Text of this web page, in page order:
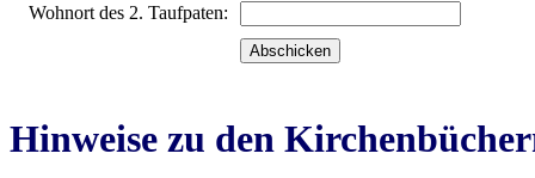
Wohnort des 2. Taufpaten:
Hinweise zu den